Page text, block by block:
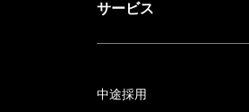
サービス
中途採用